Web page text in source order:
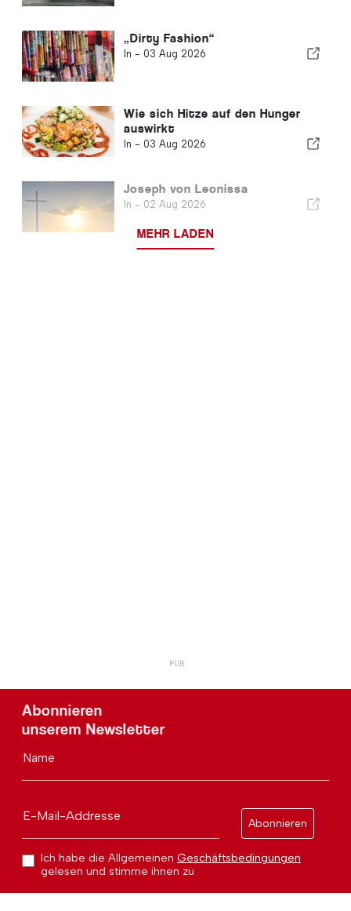
„Dirty Fashion“
In - 03 Aug 2026
Wie sich Hitze auf den Hunger
auswirkt
In - 03 Aug 2026
Joseph von Leonissa
In - 02 Aug 2026
MEHR LADEN
Abonnieren
unserem Newsletter
Name
E-Mail-Addresse
Abonnieren
Ich habe die Allgemeinen Geschäftsbedingungen
gelesen und stimme ihnen zu